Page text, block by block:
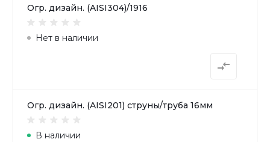
Огр. дизайн. (AISI304)/1916
Нет в наличии
Огр. дизайн. (AISI201) струны/труба 16мм
В наличии